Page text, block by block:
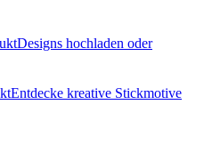
Designs hochladen oder
Entdecke kreative Stickmotive